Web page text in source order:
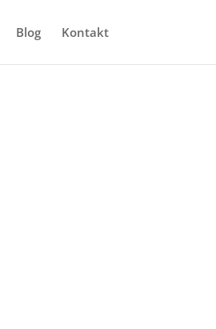
Blog Kontakt